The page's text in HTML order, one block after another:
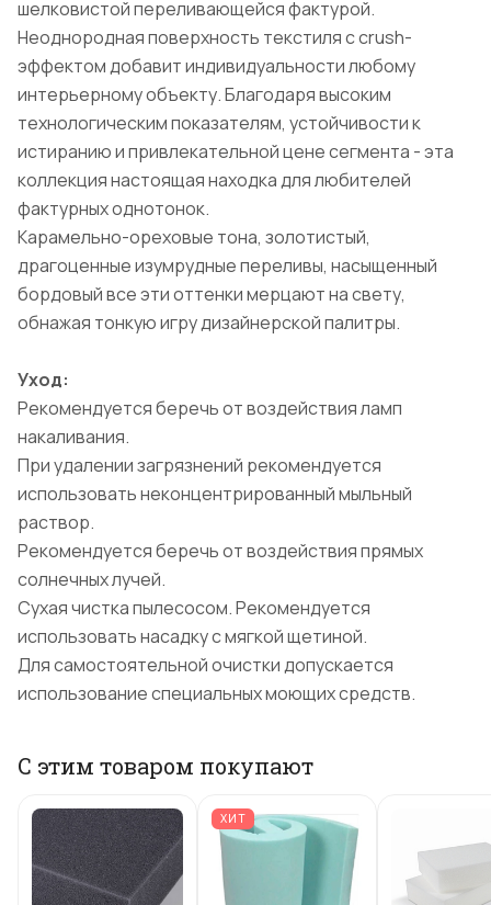
шелковистой переливающейся фактурой.
Неоднородная поверхность текстиля с crush-
эффектом добавит индивидуальности любому
интерьерному объекту. Благодаря высоким
технологическим показателям, устойчивости к
истиранию и привлекательной цене сегмента - эта
коллекция настоящая находка для любителей
фактурных однотонок.
Карамельно-ореховые тона, золотистый,
драгоценные изумрудные переливы, насыщенный
бордовый все эти оттенки мерцают на свету,
обнажая тонкую игру дизайнерской палитры.
Уход:
Рекомендуется беречь от воздействия ламп
накаливания.
При удалении загрязнений рекомендуется
использовать неконцентрированный мыльный
раствор.
Рекомендуется беречь от воздействия прямых
солнечных лучей.
Сухая чистка пылесосом. Рекомендуется
использовать насадку с мягкой щетиной.
Для самостоятельной очистки допускается
использование специальных моющих средств.
С этим товаром покупают
ХИТ